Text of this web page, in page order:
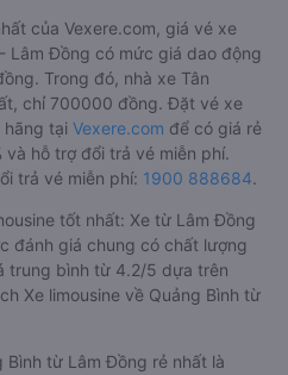
của Vexere.com, giá vé xe
Lâm Đồng có mức giá dao động
Trong đó, nhà xe Tân
chỉ 700000 đồng. Đặt vé xe
hãng tại Vexere.com để có giá rẻ
hỗ trợ đổi trả vé miễn phí.
trả vé miễn phí: 1900 888684.
tốt nhất: Xe từ Lâm Đồng
đánh giá chung có chất lượng
trung bình từ 4.2/5 dựa trên
Xe limousine về Quảng Bình từ
Bình từ Lâm Đồng rẻ nhất là